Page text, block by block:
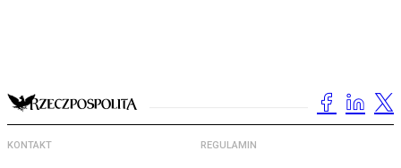
KONTAKT REGULAMIN